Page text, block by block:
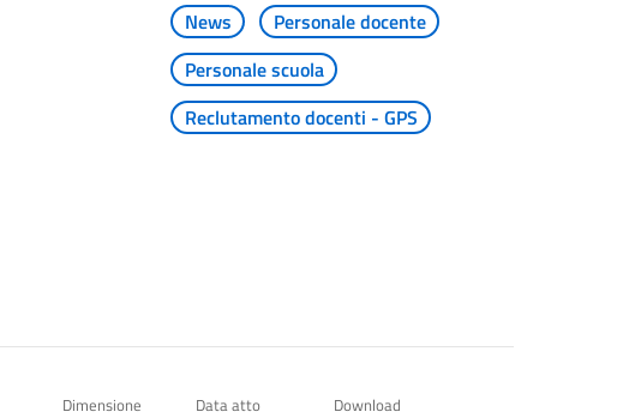
News
Personale docente
Personale scuola
Reclutamento docenti - GPS
Dimensione Data atto Download